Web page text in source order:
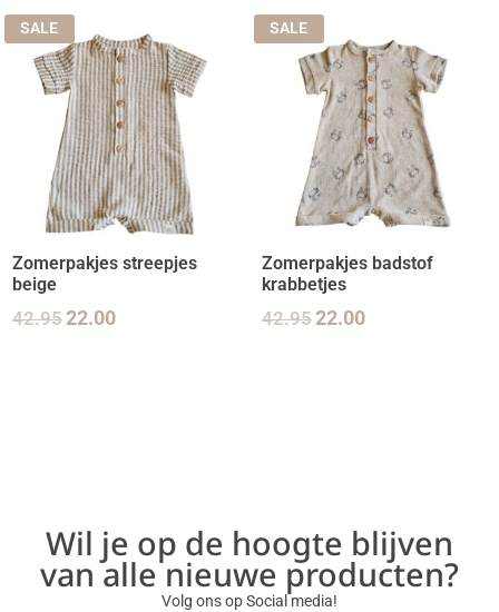
SALE
Zomerpakjes streepjes
beige
42.9522.00
SALE
Zomerpakjes badstof
krabbetjes
42.9522.00
Wil je op de hoogte blijven
van alle nieuwe producten?
Volg ons op Social media!